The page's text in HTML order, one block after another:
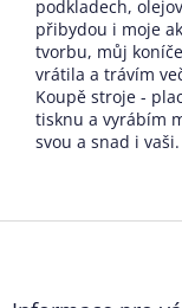
podkladech,
přibydou i moje
tvorbu, můj
vrátila a trávím
Koupě stroje -
tisknu a vyrábím
svou a snad i vaši.
Z